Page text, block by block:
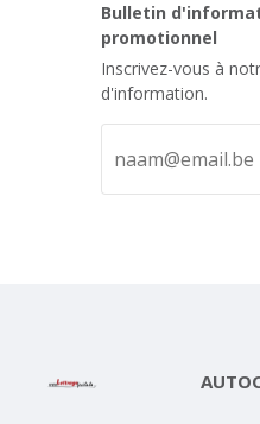
Bulletin
promotionnel
Inscrivez-vous à
d'information.